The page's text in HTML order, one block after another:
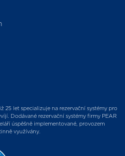
25 let specializuje na rezervační systémy pro
Dodávané rezervační systémy firmy PEAR
úspěšně implementované, provozem
využívány.